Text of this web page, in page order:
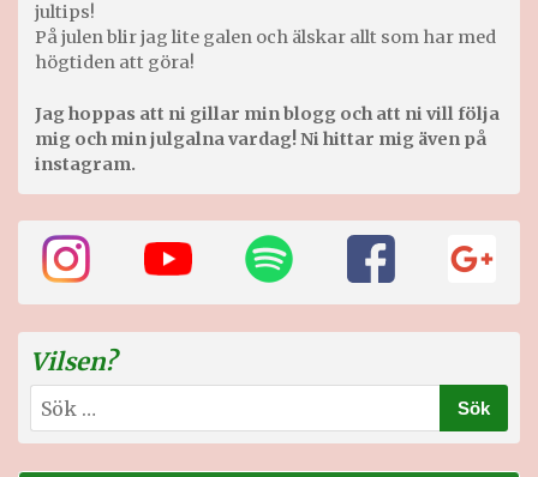
jultips!
På julen blir jag lite galen och älskar allt som har med
högtiden att göra!
Jag hoppas att ni gillar min blogg och att ni vill följa
mig och min julgalna vardag! Ni hittar mig även på
instagram.
Vilsen?
Sök
efter: